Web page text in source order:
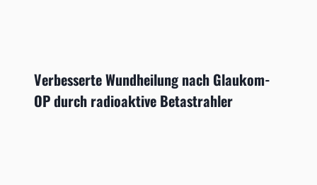
Verbesserte Wundheilung nach Glaukom-
OP durch radioaktive Betastrahler